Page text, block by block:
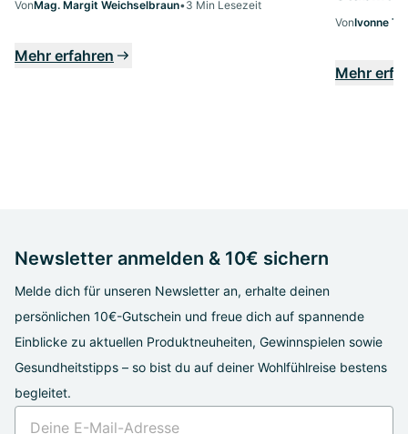
VonMag. Margit Weichselbraun•3 Min Lesezeit
Mehr erfahren
VonIvonne
Mehr
Newsletter anmelden & 10€ sichern
Melde dich für unseren Newsletter an, erhalte deinen
persönlichen 10€-Gutschein und freue dich auf spannende
Einblicke zu aktuellen Produktneuheiten, Gewinnspielen sowie
Gesundheitstipps – so bist du auf deiner Wohlfühlreise bestens
begleitet.